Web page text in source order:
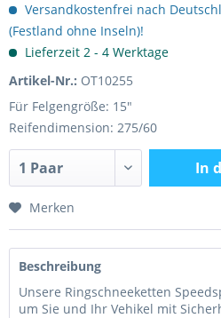
Versandkostenfrei nach
(Festland ohne Inseln)!
Lieferzeit 2 - 4 Werktage
Artikel-Nr.: OT10255
Für Felgengröße: 15"
Reifendimension: 275/60
In
Merken
Beschreibung
Unsere Ringschneeketten
um Sie und Ihr Vehikel mit